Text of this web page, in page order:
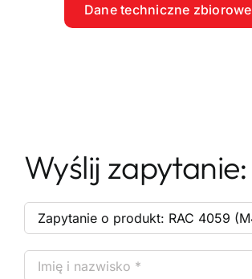
Dane techniczne zbiorowe
Wyślij zapytanie: